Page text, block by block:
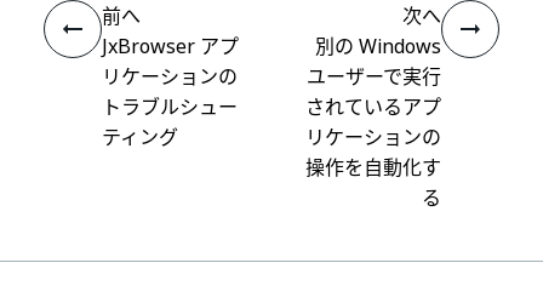
前へ
JxBrowser アプ
リケーションの
トラブルシュー
ティング
次へ
別の Windows
ユーザーで実行
されているアプ
リケーションの
操作を自動化す
る